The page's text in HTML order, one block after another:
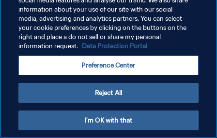
개인정보 보호정책
서비스 약관
쿠키 기본 설정 관리
information about your use of our site with our social
media, advertising and analytics partners. You can select
your cookie preferences by clicking on the buttons on the
right and place a do not sell or share my personal
information request. Data Protection Portal
Preference Center
Reject All
I'm OK with that